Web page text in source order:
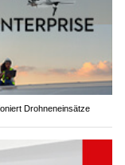
Drohneneinsätze